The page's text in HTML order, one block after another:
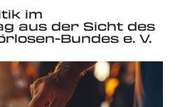
im
aus der Sicht des
Bundes e. V.